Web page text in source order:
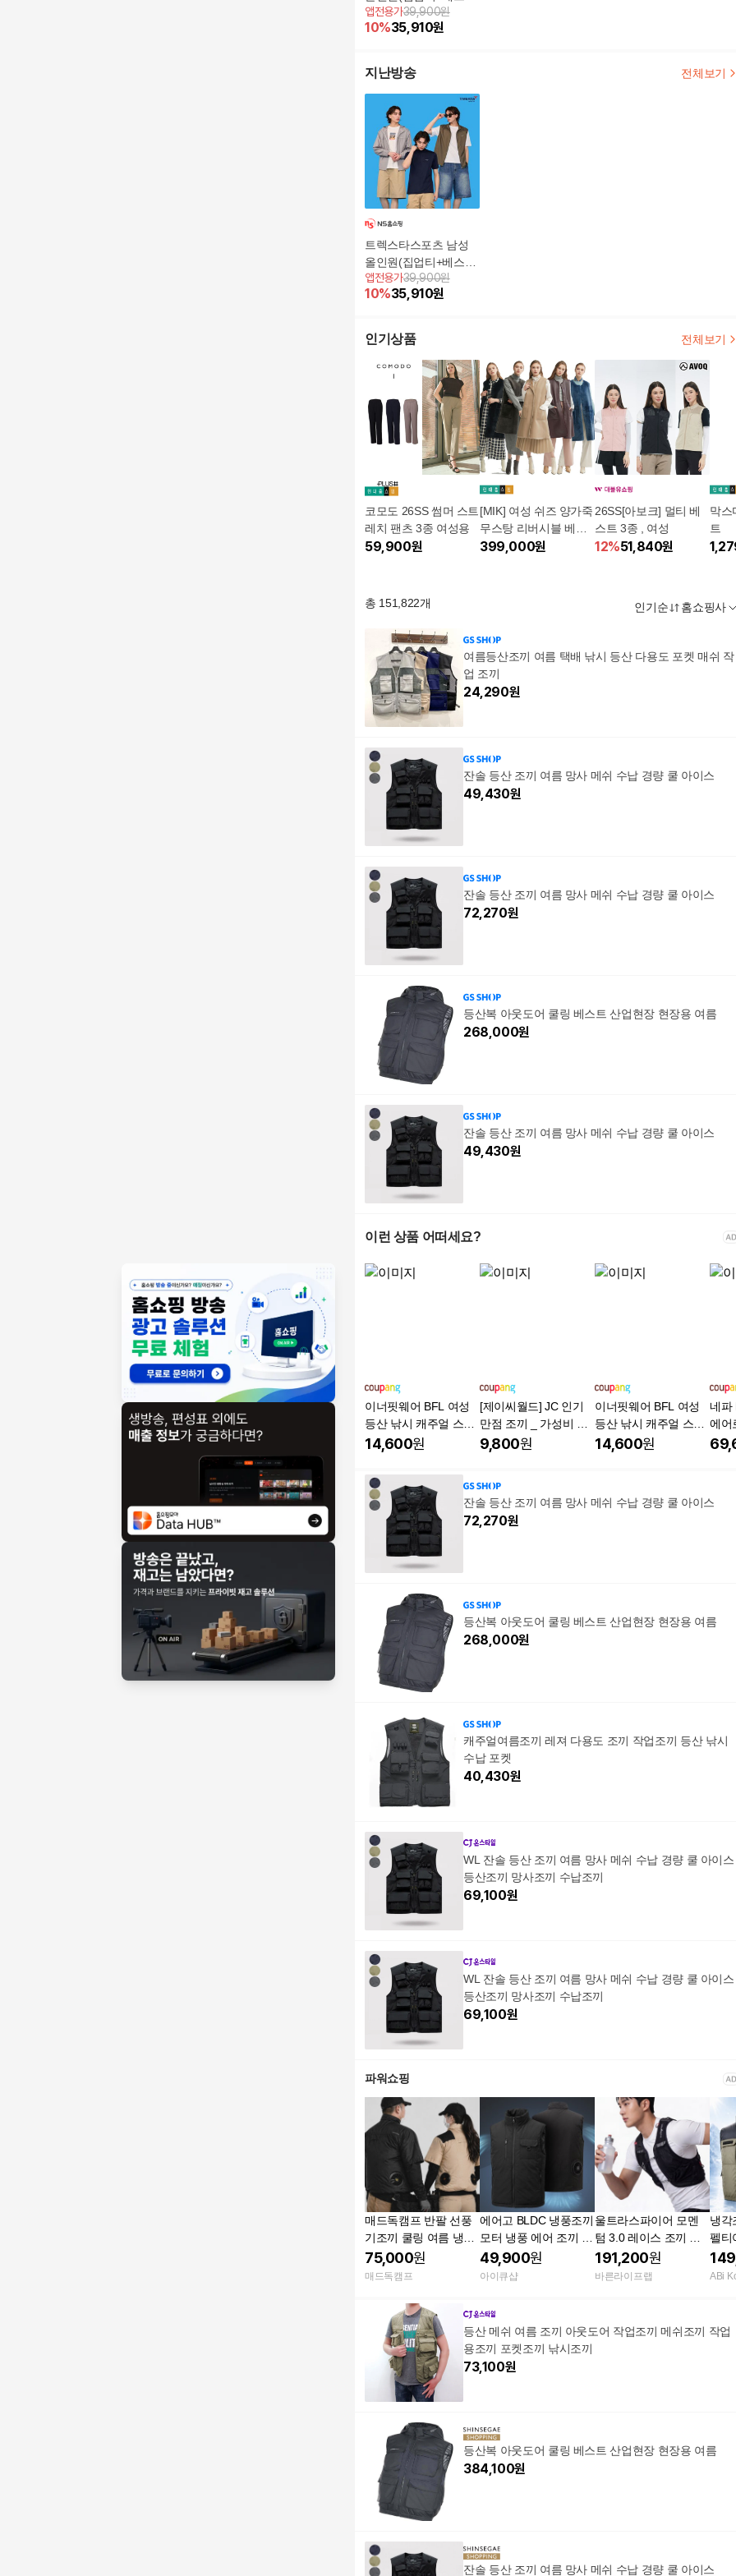
+점퍼)
앱전용가39,900원
10%35,910원
지난방송 전체보기
트렉스타스포츠 남성
올인원(집업티+베스트
+점퍼)
앱전용가39,900원
10%35,910원
인기상품 전체보기
코모도 26SS 썸머 스트
레치 팬츠 3종 여성용
59,900원
[MIK] 여성 쉬즈 양가죽
무스탕 리버시블 베스
트 1종 (가죽 베스트 /
399,000원
26SS[아보크] 멀티 베
스트 3종 , 여성
12%51,840원
막스
트
총 151,822개 인기순 홈쇼핑사
여름등산조끼 여름 택배 낚시 등산 다용도 포켓 매쉬 작
업 조끼
24,290원
잔솔 등산 조끼 여름 망사 메쉬 수납 경량 쿨 아이스
49,430원
잔솔 등산 조끼 여름 망사 메쉬 수납 경량 쿨 아이스
72,270원
등산복 아웃도어 쿨링 베스트 산업현장 현장용 여름
268,000원
잔솔 등산 조끼 여름 망사 메쉬 수납 경량 쿨 아이스
49,430원
이런 상품 어떠세요?
이너핏웨어 BFL 여성
등산 낚시 캐주얼 스포
츠 소프트 메쉬조끼 S2
14,600원
[제이씨월드] JC 인기
만점 조끼 _ 가성비 좋
은 기본 데일리 베스트
9,800원
이너핏웨어 BFL 여성
등산 낚시 캐주얼 스포
츠 소프트 메쉬조끼 S2
14,600원
네파
에어
풍
3 #
끼#
잔솔 등산 조끼 여름 망사 메쉬 수납 경량 쿨 아이스
72,270원
등산복 아웃도어 쿨링 베스트 산업현장 현장용 여름
268,000원
캐주얼여름조끼 레져 다용도 조끼 작업조끼 등산 낚시
수납 포켓
40,430원
WL 잔솔 등산 조끼 여름 망사 메쉬 수납 경량 쿨 아이스
등산조끼 망사조끼 수납조끼
69,100원
WL 잔솔 등산 조끼 여름 망사 메쉬 수납 경량 쿨 아이스
등산조끼 망사조끼 수납조끼
69,100원
파워쇼핑
매드독캠프 반팔 선풍
기조끼 쿨링 여름 냉조
끼 등산 아이스 팩 보조
배터리 포함
75,000원
매드독캠프
에어고 BLDC 냉풍조끼
모터 냉풍 에어 조끼 3
단 조절 남여공용 아이
큐샵
49,900원
아이큐샵
울트라스파이어 모멘
텀 3.0 레이스 조끼 등
산 러닝 마라톤 아웃도
어
191,200원
바른라이프랩
냉각
펠티
웨어
장
ABi
등산 메쉬 여름 조끼 아웃도어 작업조끼 메쉬조끼 작업
용조끼 포켓조끼 낚시조끼
73,100원
등산복 아웃도어 쿨링 베스트 산업현장 현장용 여름
384,100원
잔솔 등산 조끼 여름 망사 메쉬 수납 경량 쿨 아이스